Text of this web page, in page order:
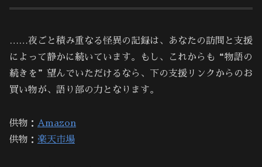
……夜ごと積み重なる怪異の記録は、あなたの訪問と支援
によって静かに続いています。もし、これからも“物語の
続きを”望んでいただけるなら、下の支援リンクからのお
買い物が、語り部の力となります。
供物： Amazon
供物： 楽天市場